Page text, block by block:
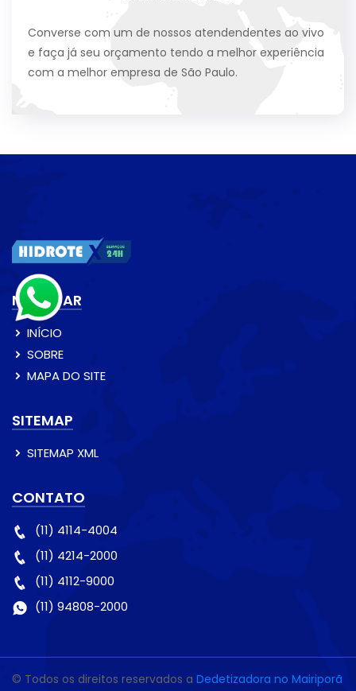
Converse com um de nossos atendendentes ao vivo
e faça já seu orçamento tendo a melhor experiência
com a melhor empresa de São Paulo.
NAVEGAR
INÍCIO
SOBRE
MAPA DO SITE
SITEMAP
SITEMAP XML
CONTATO
(11) 4114-4004
(11) 4214-2000
(11) 4112-9000
(11) 94808-2000
© Todos os direitos reservados a Dedetizadora no Mairiporã